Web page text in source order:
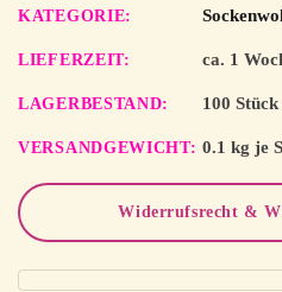
KATEGORIE
LIEFERZEIT ca. 1
LAGERBESTAND 100 Stück
VERSANDGEWICHT 0.1 kg je
Widerrufsrecht &